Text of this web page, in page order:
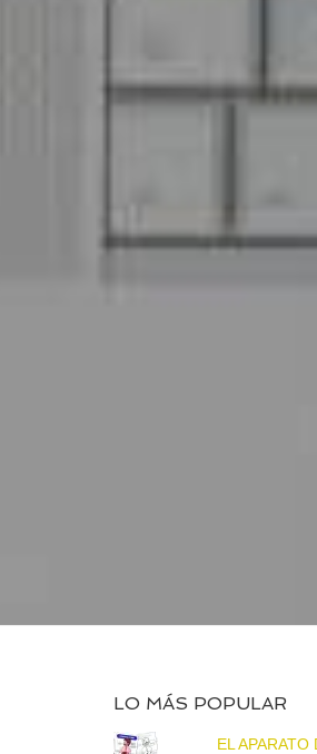
LO MÁS POPULAR
EL